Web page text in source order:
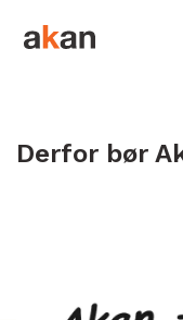
Hopp til innhold
Derfor bør